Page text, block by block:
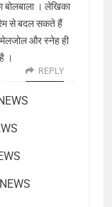
बोलबाला । लेखिका
से बदल सकते हैं
और स्नेह ही
।
REPLY